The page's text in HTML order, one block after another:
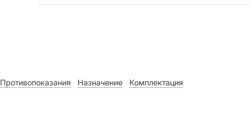
Противопоказания Назначение Комплектация